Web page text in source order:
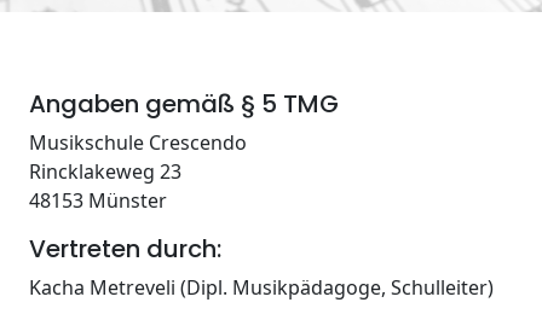
Angaben gemäß § 5 TMG
Musikschule Crescendo
Rincklakeweg 23
48153 Münster
Vertreten durch:
Kacha Metreveli (Dipl. Musikpädagoge, Schulleiter)